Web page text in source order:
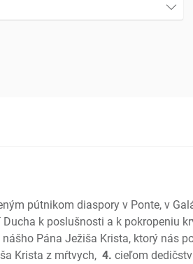
pútnikom diaspory v Ponte, v
k poslušnosti a k pokropeniu
nášho Pána Ježiša Krista, ktorý nás
Krista z mŕtvych, 4. cieľom